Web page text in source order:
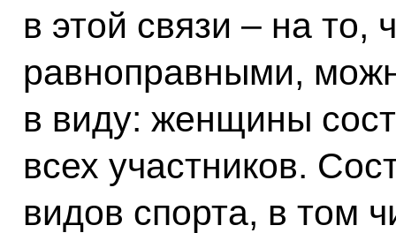
в этой связи – на
равноправными,
в виду: женщины
всех участников.
видов спорта, в том